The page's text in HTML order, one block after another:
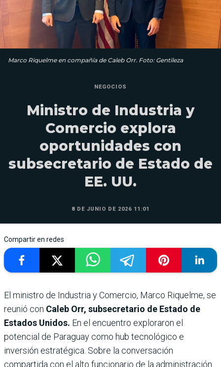
Marco Riquelme en compañía de Caleb Orr. Foto: Gentileza
NEGOCIOS
Ministro de Industria y
Comercio explora
oportunidades con
subsecretario de Estado de
EE. UU.
8 DE JUNIO DE 2026 11:01
Compartir en redes
El ministro de Industria y Comercio, Marco Riquelme, se
reunió con Caleb Orr, subsecretario de Estado de
Estados Unidos. En el encuentro exploraron el
potencial de Paraguay como hub tecnológico e
inversión estratégica. Sobre la conversación
compartida con el alto funcionario de la administración